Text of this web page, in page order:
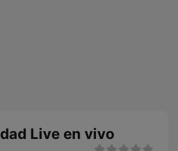
Live en vivo